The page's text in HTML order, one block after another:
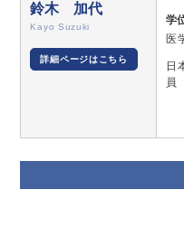
鈴木 加代
Kayo Suzuki
詳細ページはこちら
学
医
日
員